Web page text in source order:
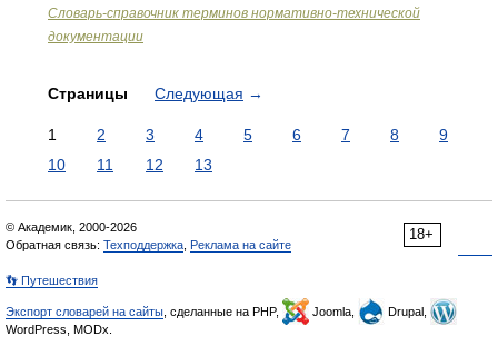
Словарь-справочник терминов нормативно-технической
документации
Страницы Следующая →
1 2 3 4 5 6 7 8
9
10
11 12 13
18+
© Академик, 2000-2026
Обратная связь: Техподдержка Реклама на сайте
👣 Путешествия
Экспорт словарей на сайты , сделанные на PHP, Joomla,
Drupal,
WordPress, MODx.